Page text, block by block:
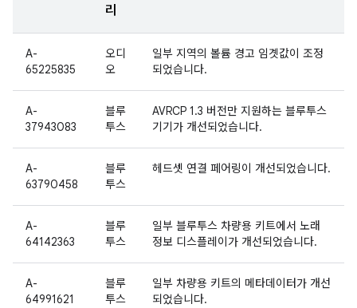
리
A-
65225835
오디
오
일부 지역의 볼륨 경고 임곗값이 조정
되었습니다.
A-
37943083
블루
투스
AVRCP 1.3 버전만 지원하는 블루투스
기기가 개선되었습니다.
A-
63790458
블루
투스
헤드셋 연결 페어링이 개선되었습니다.
A-
64142363
블루
투스
일부 블루투스 차량용 키트에서 노래
정보 디스플레이가 개선되었습니다.
A-
64991621
블루
투스
일부 차량용 키트의 메타데이터가 개선
되었습니다.